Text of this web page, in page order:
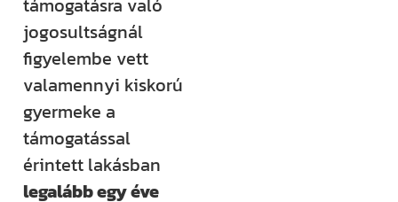
támogatásra való
jogosultságnál
figyelembe vett
valamennyi kiskorú
gyermeke a
támogatással
érintett lakásban
legalább egy éve